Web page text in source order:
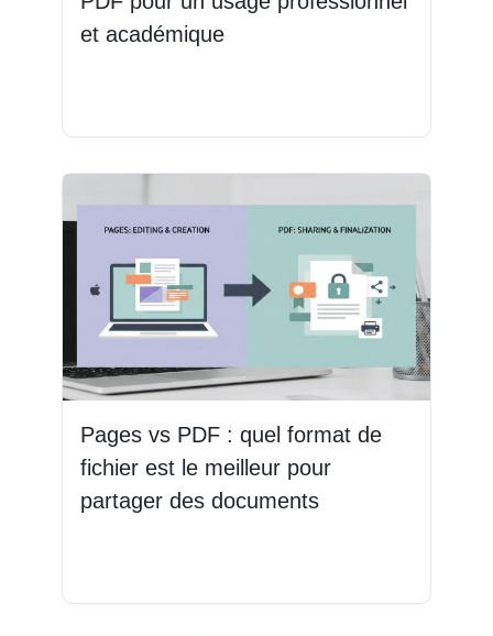
et académique
Pages vs PDF : quel format de
fichier est le meilleur pour
partager des documents